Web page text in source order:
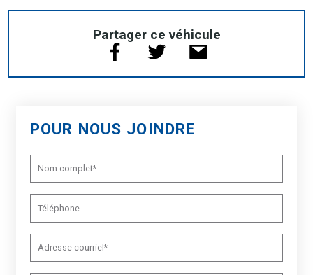
Partager ce véhicule
POUR NOUS JOINDRE